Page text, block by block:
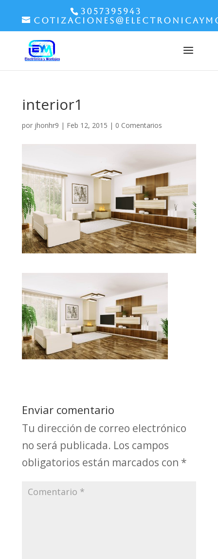
3057395943
interior1
por jhonhr9 | Feb 12, 2015 | 0 Comentarios
Enviar comentario
Tu dirección de correo electrónico
no será publicada. Los campos
obligatorios están marcados con *